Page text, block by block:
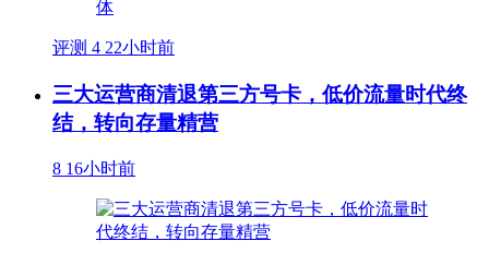
评测 4 22小时前
三大运营商清退第三方号卡，低价流量时代终
结，转向存量精营
8 16小时前